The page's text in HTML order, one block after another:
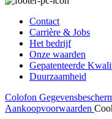
Contact
Carrière & Jobs
Het bedrijf
Onze waarden
Gepatenteerde
Duurzaamheid
Colofon
Aankoopvoorwaarden